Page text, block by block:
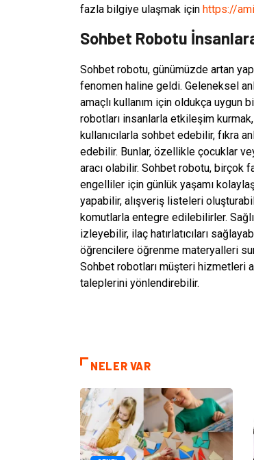
fazla bilgiye ulaşmak için https://
Sohbet Robotu
Sohbet robotu, günümüzde artan
fenomen haline geldi. Geleneksel
amaçlı kullanım için oldukça uygun
robotları insanlarla etkileşim
kullanıcılarla sohbet edebilir, fıkra
edebilir. Bunlar, özellikle çocuklar
aracı olabilir. Sohbet robotu, birçok
engelliler için günlük yaşamı
yapabilir, alışveriş listeleri
komutlarla entegre edilebilirler.
izleyebilir, ilaç hatırlatıcıları
öğrencilere öğrenme materyalleri
Sohbet robotları müşteri hizmetleri
taleplerini yönlendirebilir.
NELER VAR